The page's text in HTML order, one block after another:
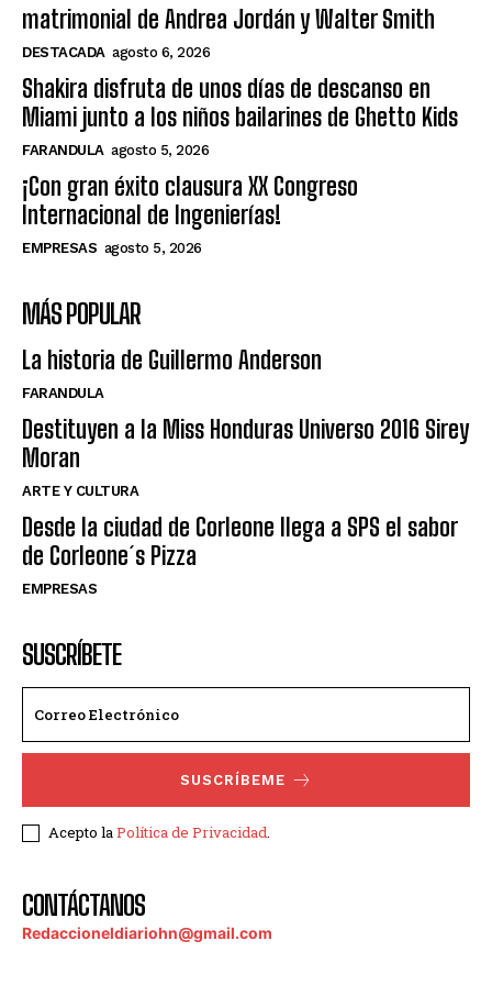
matrimonial de Andrea Jordán y Walter Smith
DESTACADA agosto 6, 2026
Shakira disfruta de unos días de descanso en
Miami junto a los niños bailarines de Ghetto Kids
FARANDULA agosto 5, 2026
¡Con gran éxito clausura XX Congreso
Internacional de Ingenierías!
EMPRESAS agosto 5, 2026
MÁS POPULAR
La historia de Guillermo Anderson
FARANDULA
Destituyen a la Miss Honduras Universo 2016 Sirey
Moran
ARTE Y CULTURA
Desde la ciudad de Corleone llega a SPS el sabor
de Corleone´s Pizza
EMPRESAS
SUSCRÍBETE
SUSCRÍBEME
Acepto laPolítica de Privacidad.
CONTÁCTANOS
Redaccioneldiariohn@gmail.com